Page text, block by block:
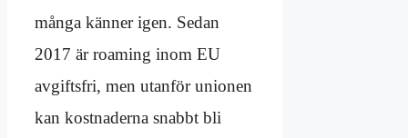
många känner igen. Sedan
2017 är roaming inom EU
avgiftsfri, men utanför unionen
kan kostnaderna snabbt bli